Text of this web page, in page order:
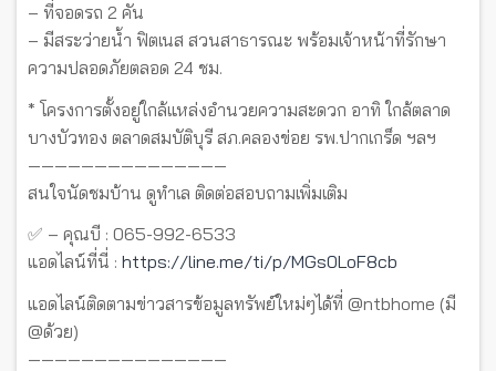
– ที่จอดรถ 2 คัน
– มีสระว่ายน้ำ ฟิตเนส สวนสาธารณะ พร้อมเจ้าหน้าที่รักษา
ความปลอดภัยตลอด 24 ชม.
* โครงการตั้งอยู่ใกล้แหล่งอำนวยความสะดวก อาทิ ใกล้ตลาด
บางบัวทอง ตลาดสมบัติบุรี สภ.คลองข่อย รพ.ปากเกร็ด ฯลฯ
———————————————
สนใจนัดชมบ้าน ดูทำเล ติดต่อสอบถามเพิ่มเติม
✅ – คุณบี : 065-992-6533
แอดไลน์ที่นี่ : https://line.me/ti/p/MGs0LoF8cb
แอดไลน์ติดตามข่าวสารข้อมูลทรัพย์ใหม่ๆได้ที่ @ntbhome (มี
@ด้วย)
———————————————